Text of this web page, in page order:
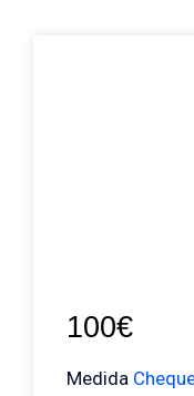
100€
Medida